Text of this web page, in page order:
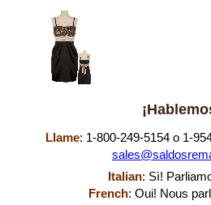
Llame: 1-800-249-5154 o 1-
Italian: Sì!
French: Oui! Nous